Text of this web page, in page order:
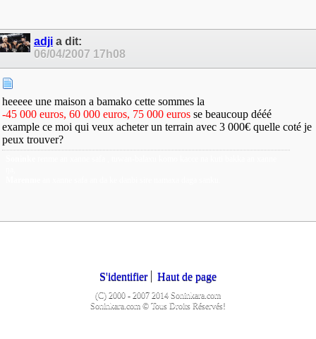
adji a dit:
06/04/2007 17h08
heeeee une maison a bamako cette sommes la
-45 000 euros, 60 000 euros, 75 000 euros se beaucoup dééé
example ce moi qui veux acheter un terrain avec 3 000€ quelle coté je
peux trouver?
S'identifier Haut de page
(C) 2000 - 2007 2014 Soninkara.com
Soninkara.com © Tous Droits Réservés!